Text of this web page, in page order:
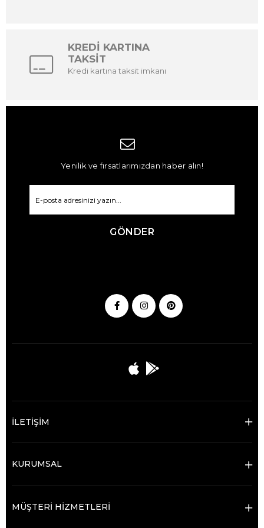
botları, su geçirmez özellikleriyle pratik bir çözümdür. Farklı renk ve desen
seçenekleriyle çocuğunuzun zevkine uygun modeller bulunmaktadır.
Ayakkabı Fuarı, çocuklarınızın tarzına ve ihtiyacına uygun bot modelleri
sunarak hem stil hem de fonksiyonu bir araya getiriyor. Doğru numara ve
uygun kalıpta bir bot seçimi, çocuğunuzun ayak sağlığını korumanızı
KREDİ KARTINA
TAKSİT
Kredi kartına taksit imkanı
Yenilik ve fırsatlarımızdan haber alın!
GÖNDER
İLETİŞİM
KURUMSAL
MÜŞTERİ HİZMETLERİ